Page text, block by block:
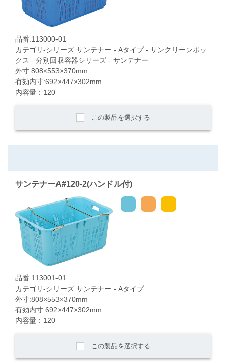
品番:113000-01
カテゴリ-シリーズ:サンテナー - Aタイプ - サンクリーンボッ
クス - 分別回収容器シリーズ - サンテナー
外寸:808×553×370mm
有効内寸:692×447×302mm
内容量：120
この製品を選択する
サンテナーA#120-2(ハンドル付)
品番:113001-01
カテゴリ-シリーズ:サンテナー - Aタイプ
外寸:808×553×370mm
有効内寸:692×447×302mm
内容量：120
この製品を選択する